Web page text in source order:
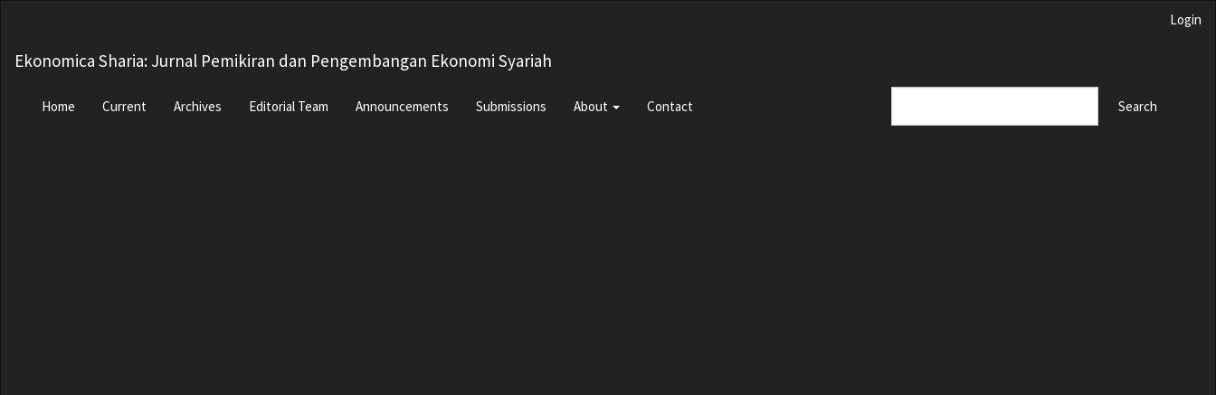
Content
Login
Ekonomica Sharia: Jurnal Pemikiran dan Pengembangan Ekonomi Syariah
Home Current Archives Editorial Team Announcements Submissions About Contact Search